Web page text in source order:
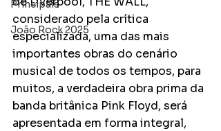
Principais
João Rock 2025
considerado pela crítica
especializada, uma das mais
importantes obras do cenário
musical de todos os tempos, para
muitos, a verdadeira obra prima da
banda britânica Pink Floyd, será
apresentada em forma integral,